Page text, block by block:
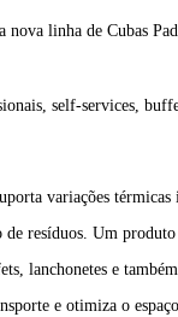
linha de Cubas
self-services,
variações
resíduos. Um
lanchonetes e
e otimiza o